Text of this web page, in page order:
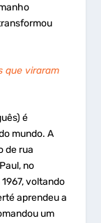
que viraram
é
mundo. A
de rua
no
voltando
aprendeu a
um